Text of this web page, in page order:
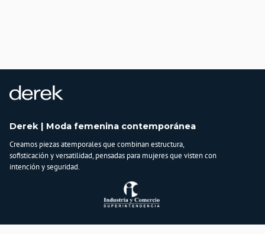
Derek | Moda femenina contemporánea
Creamos piezas atemporales que combinan estructura,
sofisticación y versatilidad, pensadas para mujeres que visten con
intención y seguridad.